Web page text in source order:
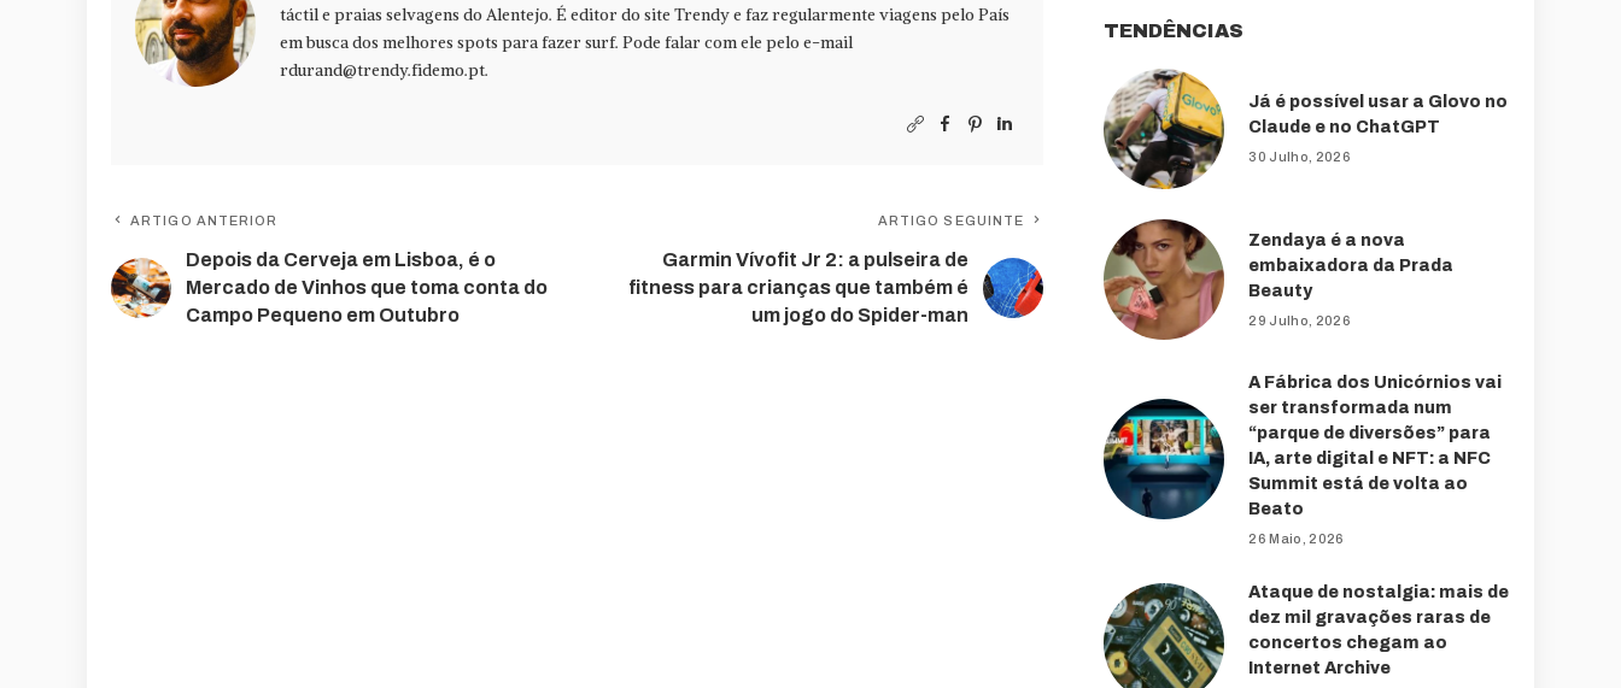
táctil e praias selvagens do Alentejo. É editor do site Trendy e faz regularmente viagens pelo País
em busca dos melhores spots para fazer surf. Pode falar com ele pelo e-mail
rdurand@trendy.fidemo.pt.
ARTIGO ANTERIOR
Depois da Cerveja em Lisboa, é o
Mercado de Vinhos que toma conta do
Campo Pequeno em Outubro
ARTIGO SEGUINTE
Garmin Vívofit Jr 2: a pulseira de
fitness para crianças que também é
um jogo do Spider-man
TENDÊNCIAS
Já é possível usar a Glovo no
Claude e no ChatGPT
30 Julho, 2026
Zendaya é a nova
embaixadora da Prada
Beauty
29 Julho, 2026
A Fábrica dos Unicórnios vai
ser transformada num
“parque de diversões” para
IA, arte digital e NFT: a NFC
Summit está de volta ao
Beato
26 Maio, 2026
Ataque de nostalgia: mais de
dez mil gravações raras de
concertos chegam ao
Internet Archive